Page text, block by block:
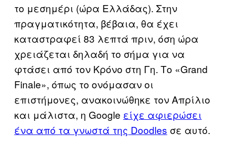
το μεσημέρι (ώρα Ελλάδας). Στην
πραγματικότητα, βέβαια, θα έχει
καταστραφεί 83 λεπτά πριν, όση ώρα
χρειάζεται δηλαδή το σήμα για να
φτάσει από τον Κρόνο στη Γη. Το «Grand
Finale», όπως το ονόμασαν οι
επιστήμονες, ανακοινώθηκε τον Απρίλιο
και μάλιστα, η Google είχε αφιερώσει
ένα από τα γνωστά της Doodles σε αυτό.